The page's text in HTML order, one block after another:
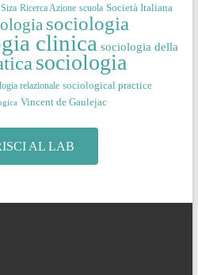
Ricerca Azione scuola Società Italiana
sociologia
clinica sociologia della
sociologia
relazionale sociological practice
Vincent de Gaulejac
AL LAB